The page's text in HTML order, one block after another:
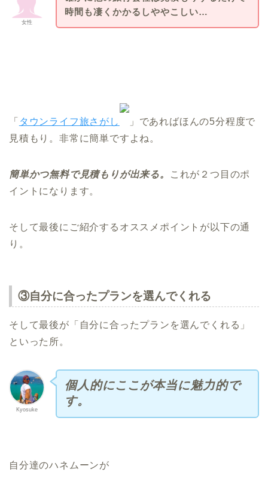
女性
時間も凄くかかるしややこしい…
「 タウンライフ旅さがし
」であればほんの5分程度で
見積もり。非常に簡単ですよね。
簡単かつ無料で見積もりが出来る。
これが２つ目のポ
イントになります。
そして最後にご紹介するオススメポイントが以下の通
り。
③自分に合ったプランを選んでくれる
そして最後が「自分に合ったプランを選んでくれる」
といった所。
Kyosuke
個人的にここが本当に魅力的で
す。
自分達のハネムーンが